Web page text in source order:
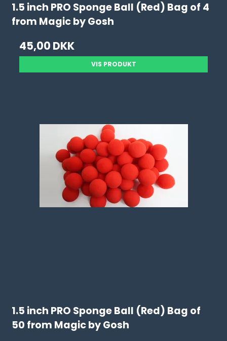
1.5 inch PRO Sponge Ball (Red) Bag of 4
from Magic by Gosh
45,00 DKK
VIS PRODUKT
1.5 inch PRO Sponge Ball (Red) Bag of
50 from Magic by Gosh